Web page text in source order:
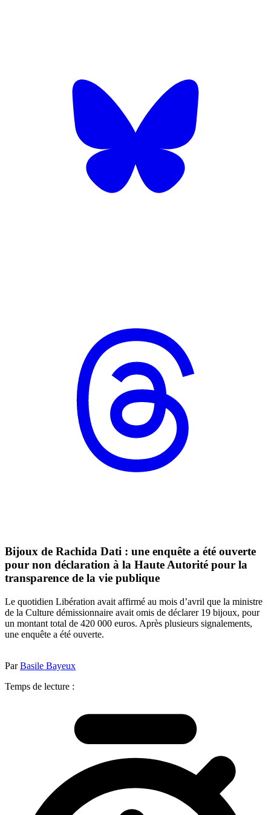
Bijoux de Rachida Dati : une enquête a été ouverte
pour non déclaration à la Haute Autorité pour la
transparence de la vie publique
Le quotidien Libération avait affirmé au mois d’avril que la ministre
de la Culture démissionnaire avait omis de déclarer 19 bijoux, pour
un montant total de 420 000 euros. Après plusieurs signalements,
une enquête a été ouverte.
ParBasile Bayeux
Temps de lecture :